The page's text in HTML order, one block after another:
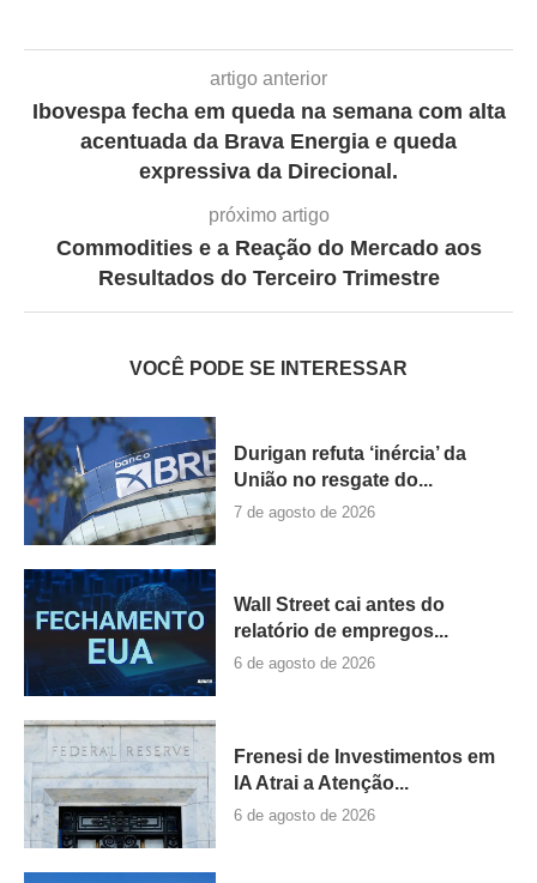
artigo anterior
Ibovespa fecha em queda na semana com alta
acentuada da Brava Energia e queda
expressiva da Direcional.
próximo artigo
Commodities e a Reação do Mercado aos
Resultados do Terceiro Trimestre
VOCÊ PODE SE INTERESSAR
Durigan refuta ‘inércia’ da
União no resgate do...
7 de agosto de 2026
Wall Street cai antes do
relatório de empregos...
6 de agosto de 2026
Frenesi de Investimentos em
IA Atrai a Atenção...
6 de agosto de 2026